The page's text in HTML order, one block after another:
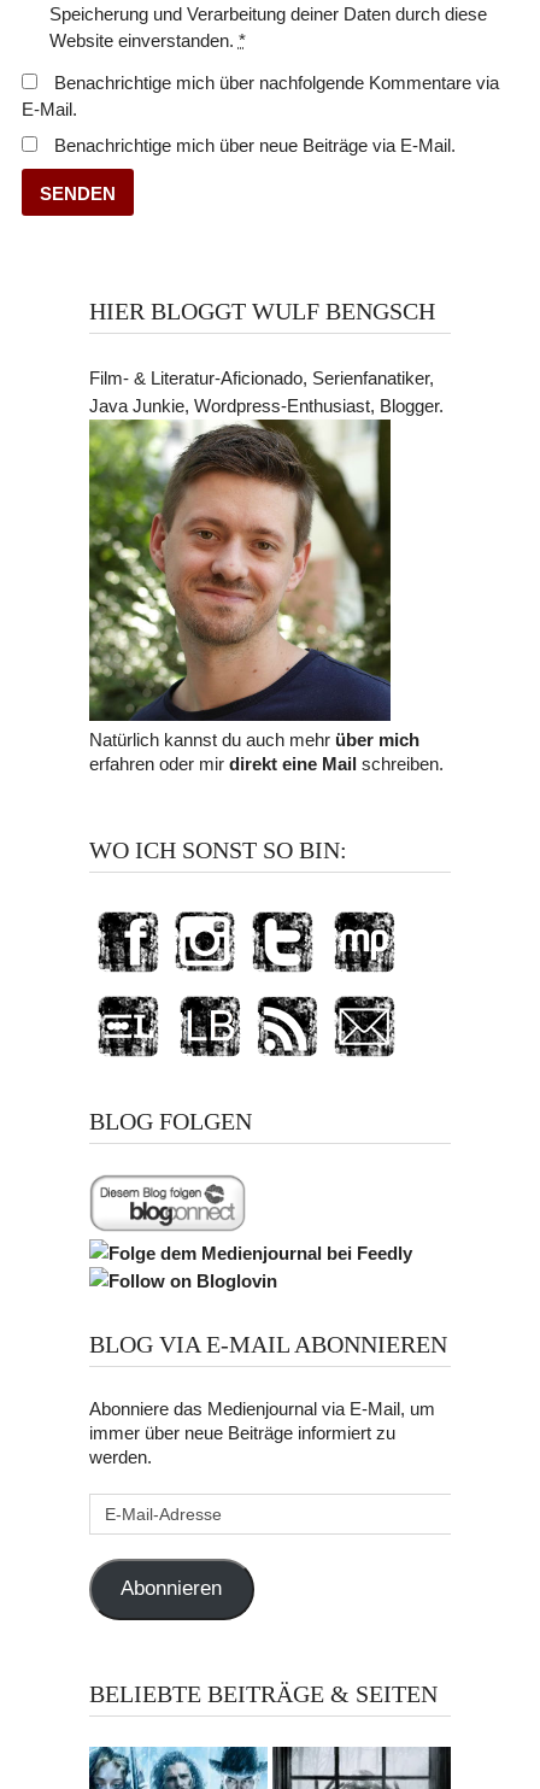
Speicherung und Verarbeitung deiner Daten durch diese
Website einverstanden. *
Benachrichtige mich über nachfolgende Kommentare via
E-Mail.
Benachrichtige mich über neue Beiträge via E-Mail.
HIER BLOGGT WULF BENGSCH
Film- & Literatur-Aficionado, Serienfanatiker,
Java Junkie, Wordpress-Enthusiast, Blogger.
Natürlich kannst du auch mehr über mich
erfahren oder mir direkt eine Mailschreiben.
WO ICH SONST SO BIN:
BLOG FOLGEN
BLOG VIA E-MAIL ABONNIEREN
Abonniere das Medienjournal via E-Mail, um
immer über neue Beiträge informiert zu
werden.
Abonnieren
BELIEBTE BEITRÄGE & SEITEN